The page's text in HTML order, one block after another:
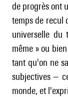
de progrès ont
temps de recul
universelle du
même » ou
tant qu'on ne
subjectives –
monde, et